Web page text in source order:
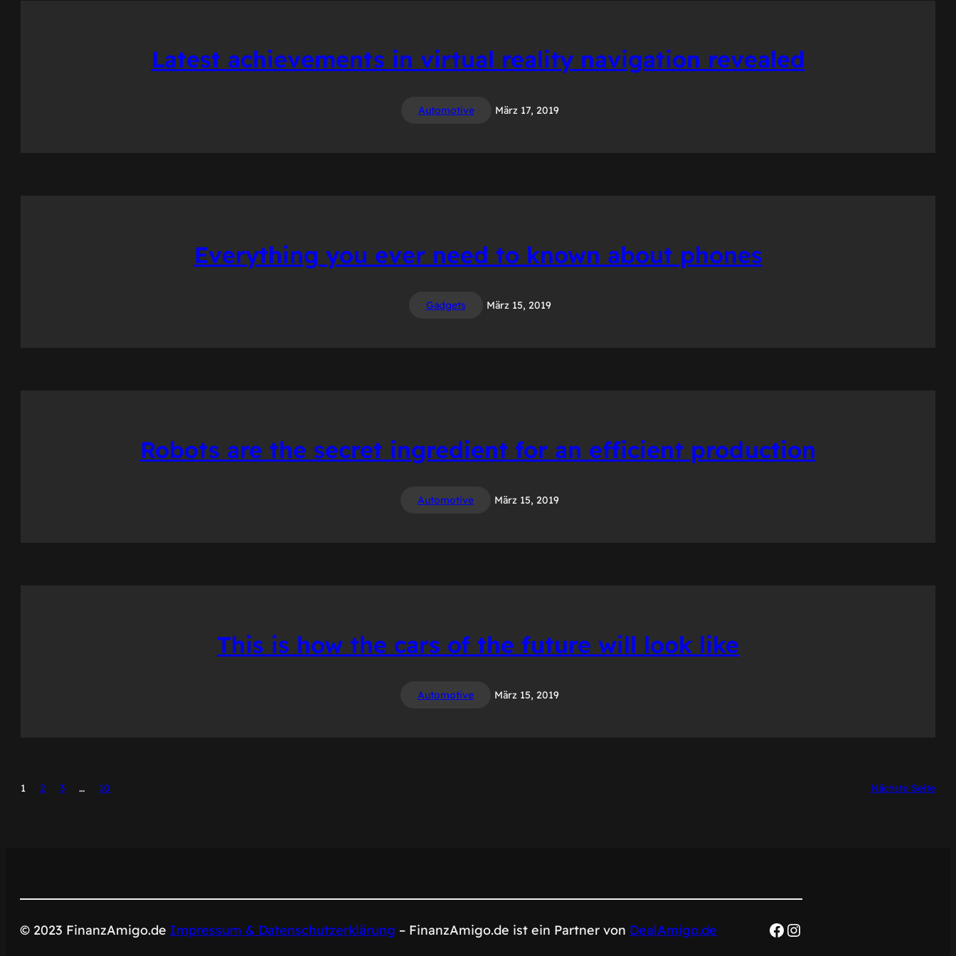
Latest achievements in virtual reality navigation revealed
Automotive März 17, 2019
Everything you ever need to known about phones
Gadgets März 15, 2019
Robots are the secret ingredient for an efficient production
Automotive März 15, 2019
This is how the cars of the future will look like
Automotive März 15, 2019
1 2 3 … 10 Nächste Seite
© 2023 FinanzAmigo.de Impressum & Datenschutzerklärung – FinanzAmigo.de ist ein Partner von DealAmigo.de Facebook
Instagram